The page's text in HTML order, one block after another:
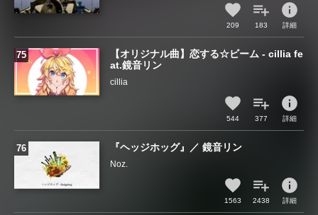
209 183
info
詳細
【オリジナル曲】恋する☆ビーム - cillia fe
at.鏡音リン
cillia
544 377
info
詳細
『ヘッジホッグ』／ 鏡音リン
Noz.
1563 2438
info
詳細